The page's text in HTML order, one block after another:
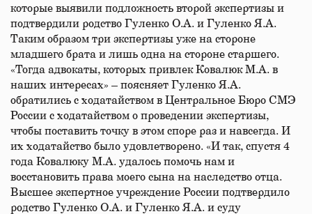
которые выявили подложность второй экспертизы и
подтвердили родство Гуленко О.А. и Гуленко Я.А.
Таким образом три экспертизы уже на стороне
младшего брата и лишь одна на стороне старшего.
«Тогда адвокаты, которых привлек Ковалюк М.А. в
наших интересах» – поясняет Гуленко Я.А.
обратились с ходатайством в Центральное Бюро СМЭ
России с ходатайством о проведении экспертизы,
чтобы поставить точку в этом споре раз и навсегда. И
их ходатайство было удовлетворено. «И так, спустя 4
года Ковалюку М.А. удалось помочь нам и
восстановить права моего сына на наследство отца.
Высшее экспертное учреждение России подтвердило
родство Гуленко О.А. и Гуленко Я.А. и суду